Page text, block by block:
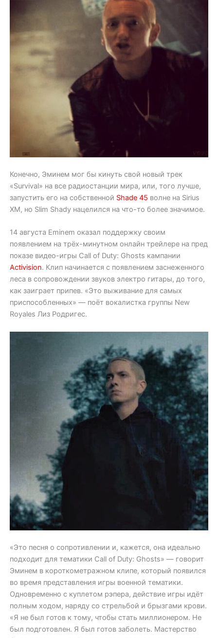
Конечно, Эминем мог бы кинуть свой новый трек
«Survival» на все радиостанции мира, или, того лучше,
запустить его на собственной Shade 45 волне на Sirius
XM, но Slim Shady нацелился на что-то более значимое.
14 августа Eminem оказал поддержку своим
появлением на трёх-минутном онлайн трейлере на пред
показе видео-игры Call of Duty: Ghosts кампании
Activision. Клип начинается с появлением заснеженного
леса в сопровождении звуков электро гитары, до того,
как заиграет припев. «Это выживание для самых
приспособленных» — поёт вокалистка группы New
Royales Лиз Родригес.
«Это песня о сопротивлении и, кажется, она идеально
подходит для тематики Call of Duty: Ghosts» — говорит
Эминем в короткометражном клипе, который появился
во время представления игры военной тематики.
Одновременно с куплетом рэпера, действие игры идёт
полным ходом, наряду со стрельбой и брызгами крови.
«Я не был готов к тому, чтобы стать миллионером. Не
был подготовлен. Я был готов заболеть. Мастерство